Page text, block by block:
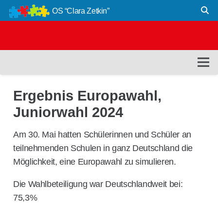
OS “Clara Zetkin”
Ergebnis Europawahl,
Juniorwahl 2024
Am 30. Mai hatten Schülerinnen und Schüler an
teilnehmenden Schulen in ganz Deutschland die
Möglichkeit, eine Europawahl zu simulieren.
Die Wahlbeteiligung war Deutschlandweit bei:
75,3%